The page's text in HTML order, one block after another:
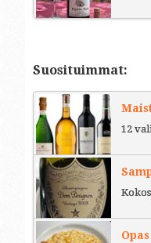
Suosituimmat:
12